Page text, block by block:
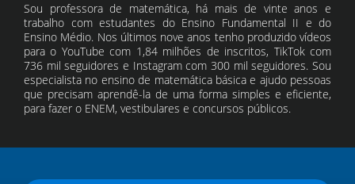
Sou professora de matemática, há mais de vinte anos e
trabalho com estudantes do Ensino Fundamental II e do
Ensino Médio. Nos últimos nove anos tenho produzido vídeos
para o YouTube com 1,84 milhões de inscritos, TikTok com
736 mil seguidores e Instagram com 300 mil seguidores. Sou
especialista no ensino de matemática básica e ajudo pessoas
que precisam aprendê-la de uma forma simples e eficiente,
para fazer o ENEM, vestibulares e concursos públicos.